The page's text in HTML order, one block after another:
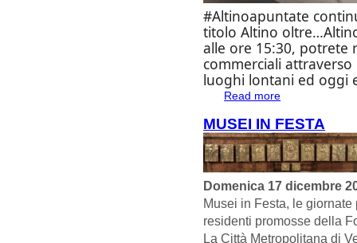
#Altinoapuntate
titoloAltino
alle ore 15:30, potrete
commerciali attraverso
luoghi lontani ed oggi
Read more
MUSEI IN FESTA
Domenica 17 dicembre
Musei in Festa, le giornate
residenti promosse della
La Città Metropolitana di